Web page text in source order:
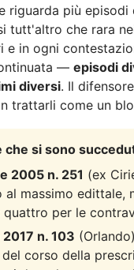
riguarda più episodi
tutt'altro che rara
e in ogni
— episodi
diversi. Il
trattarli come un
che si sono
2005 n. 251 (ex
al massimo edittale,
per le
n. 103
del corso della